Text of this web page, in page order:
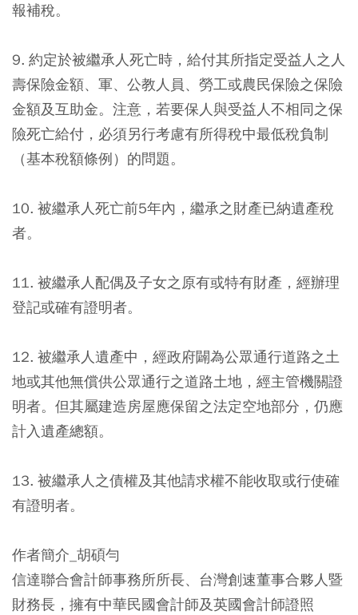
報補稅。
9. 約定於被繼承人死亡時，給付其所指定受益人之人
壽保險金額、軍、公教人員、勞工或農民保險之保險
金額及互助金。注意，若要保人與受益人不相同之保
險死亡給付，必須另行考慮有所得稅中最低稅負制
（基本稅額條例）的問題。
10. 被繼承人死亡前5年內，繼承之財產已納遺產稅
者。
11. 被繼承人配偶及子女之原有或特有財產，經辦理
登記或確有證明者。
12. 被繼承人遺產中，經政府闢為公眾通行道路之土
地或其他無償供公眾通行之道路土地，經主管機關證
明者。但其屬建造房屋應保留之法定空地部分，仍應
計入遺產總額。
13. 被繼承人之債權及其他請求權不能收取或行使確
有證明者。
作者簡介_胡碩勻
信達聯合會計師事務所所長、台灣創速董事合夥人暨
財務長，擁有中華民國會計師及英國會計師證照